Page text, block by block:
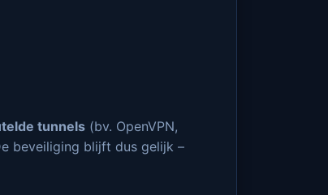
tunnels(bv. OpenVPN,
beveiliging blijft dus gelijk –